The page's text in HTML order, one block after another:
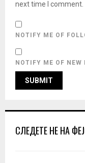
next time I comment.
NOTIFY ME OF
NOTIFY ME OF
СЛЕДЕТЕ НЕ НА